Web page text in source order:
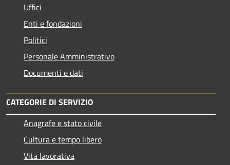
Uffici
Enti e fondazioni
Politici
Personale Amministrativo
Documenti e dati
CATEGORIE DI SERVIZIO
Anagrafe e stato civile
Cultura e tempo libero
Vita lavorativa